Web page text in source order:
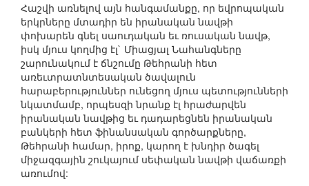
Հաշվի առնելով այն հանգամանքը, որ եվրոպական
երկրները մտադիր են իրանական նավթի
փոխարեն գնել սաուդական եւ ռուսական նավթ,
իսկ մյուս կողմից էլ` Միացյալ Նահանգները
շարունակում է ճնշումը Թեհրանի հետ
առեւտրատնտեսական ծավալուն
հարաբերություններ ունեցող մյուս պետությունների
նկատմամբ, որպեսզի նրանք էլ հրաժարվեն
իրանական նավթից եւ դադարեցնեն իրանական
բանկերի հետ ֆինանսական գործարքները,
Թեհրանի համար, իրոք, կարող է խնդիր ծագել
միջազգային շուկայում սեփական նավթի վաճառքի
առումով: